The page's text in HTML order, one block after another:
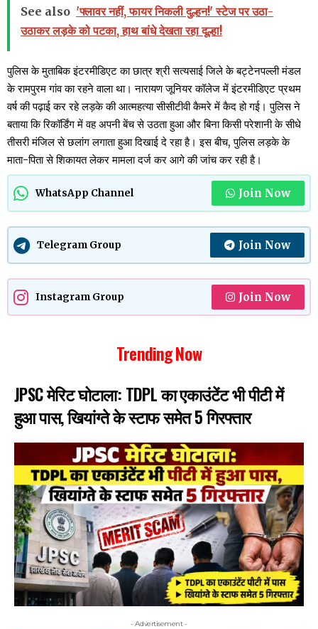
See also 'फ्लावर नहीं, फायर निकली दुल्हन!' स्टेज पर उठा-
उठाकर लड़के को पटका, हाथ बांधे देखता रहा दूल्हा!
पुलिस के मुताबिक इंटरमीडिएट का छात्र श्री सत्यसाई जिले के बट्टेनपल्ली मंडल
के रामपुरम गांव का रहने वाला था। नारायण जूनियर कॉलेज में इंटरमीडिएट प्रथम
वर्ष की पढ़ाई कर रहे लड़के की आत्महत्या सीसीटीवी कैमरे में कैद हो गई। पुलिस ने
बताया कि रिकॉर्डिंग में वह अपनी बेंच से उठता हुआ और बिना किसी परेशानी के सीधे
तीसरी मंजिल से छलांग लगाता हुआ दिखाई दे रहा है। इस बीच, पुलिस लड़के के
माता-पिता से शिकायत लेकर मामला दर्ज कर आगे की जांच कर रही है।
WhatsApp Channel Join Now
Telegram Group Join Now
Instagram Group Join Now
Trending Now
JPSC मेरिट घोटाला: TDPL का एकाउंटेंट भी पीटी में
हुआ पास, खियांग्ते के स्टाफ समेत 5 गिरफ्तार
- Advertisement -